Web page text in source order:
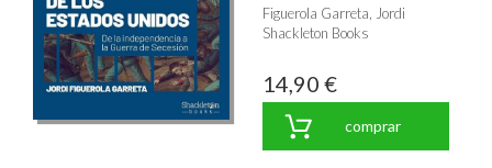
Figuerola Garreta, Jordi
Shackleton Books
14,90 €
comprar